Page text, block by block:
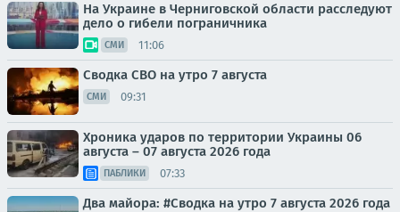
На Украине в Черниговской области расследуют
дело о гибели пограничника
СМИ 11:06
Сводка СВО на утро 7 августа
СМИ 09:31
Хроника ударов по территории Украины 06
августа – 07 августа 2026 года
ПАБЛИКИ 07:33
Два майора: #Сводка на утро 7 августа 2026 года